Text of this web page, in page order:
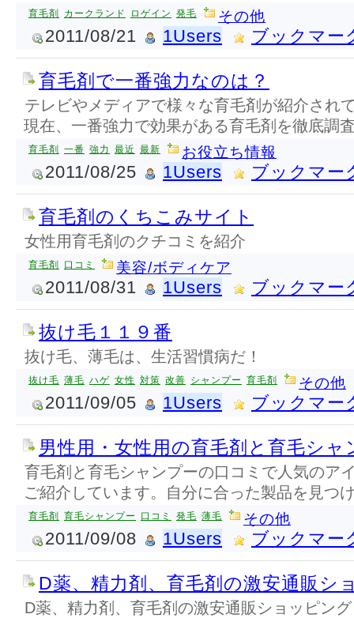
育毛剤 カークランド ロゲイン 発毛 その他
2011/08/21 1Users ブックマー
育毛剤で一番強力なのは？
テレビやメディアで様々な育毛剤が紹介され
現在、一番強力で効果がある育毛剤を徹底調
育毛剤 一番 強力 最近 最新 お役立ち情報
2011/08/25 1Users ブックマー
育毛剤のくちこみサイト
女性用育毛剤のクチコミを紹介
育毛剤 口コミ 美容/ボディケア
2011/08/31 1Users ブックマー
抜け毛１１９番
抜け毛、薄毛は、生活習慣病だ！
抜け毛 薄毛 ハゲ 女性 対策 改善 シャンプー 育毛剤 その他
2011/09/05 1Users ブックマー
男性用・女性用の育毛剤と育毛シ
育毛剤と育毛シャンプーの口コミで人気のア
ご紹介しています。自分に合った製品を見つ
育毛剤 育毛シャンプー 口コミ 発毛 薄毛 その他
2011/09/08 1Users ブックマー
D薬、精力剤、育毛剤の激安通販シ
D薬、精力剤、育毛剤の激安通販ショッピング